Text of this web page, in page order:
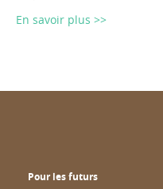
En savoir plus >>
Pour les futurs